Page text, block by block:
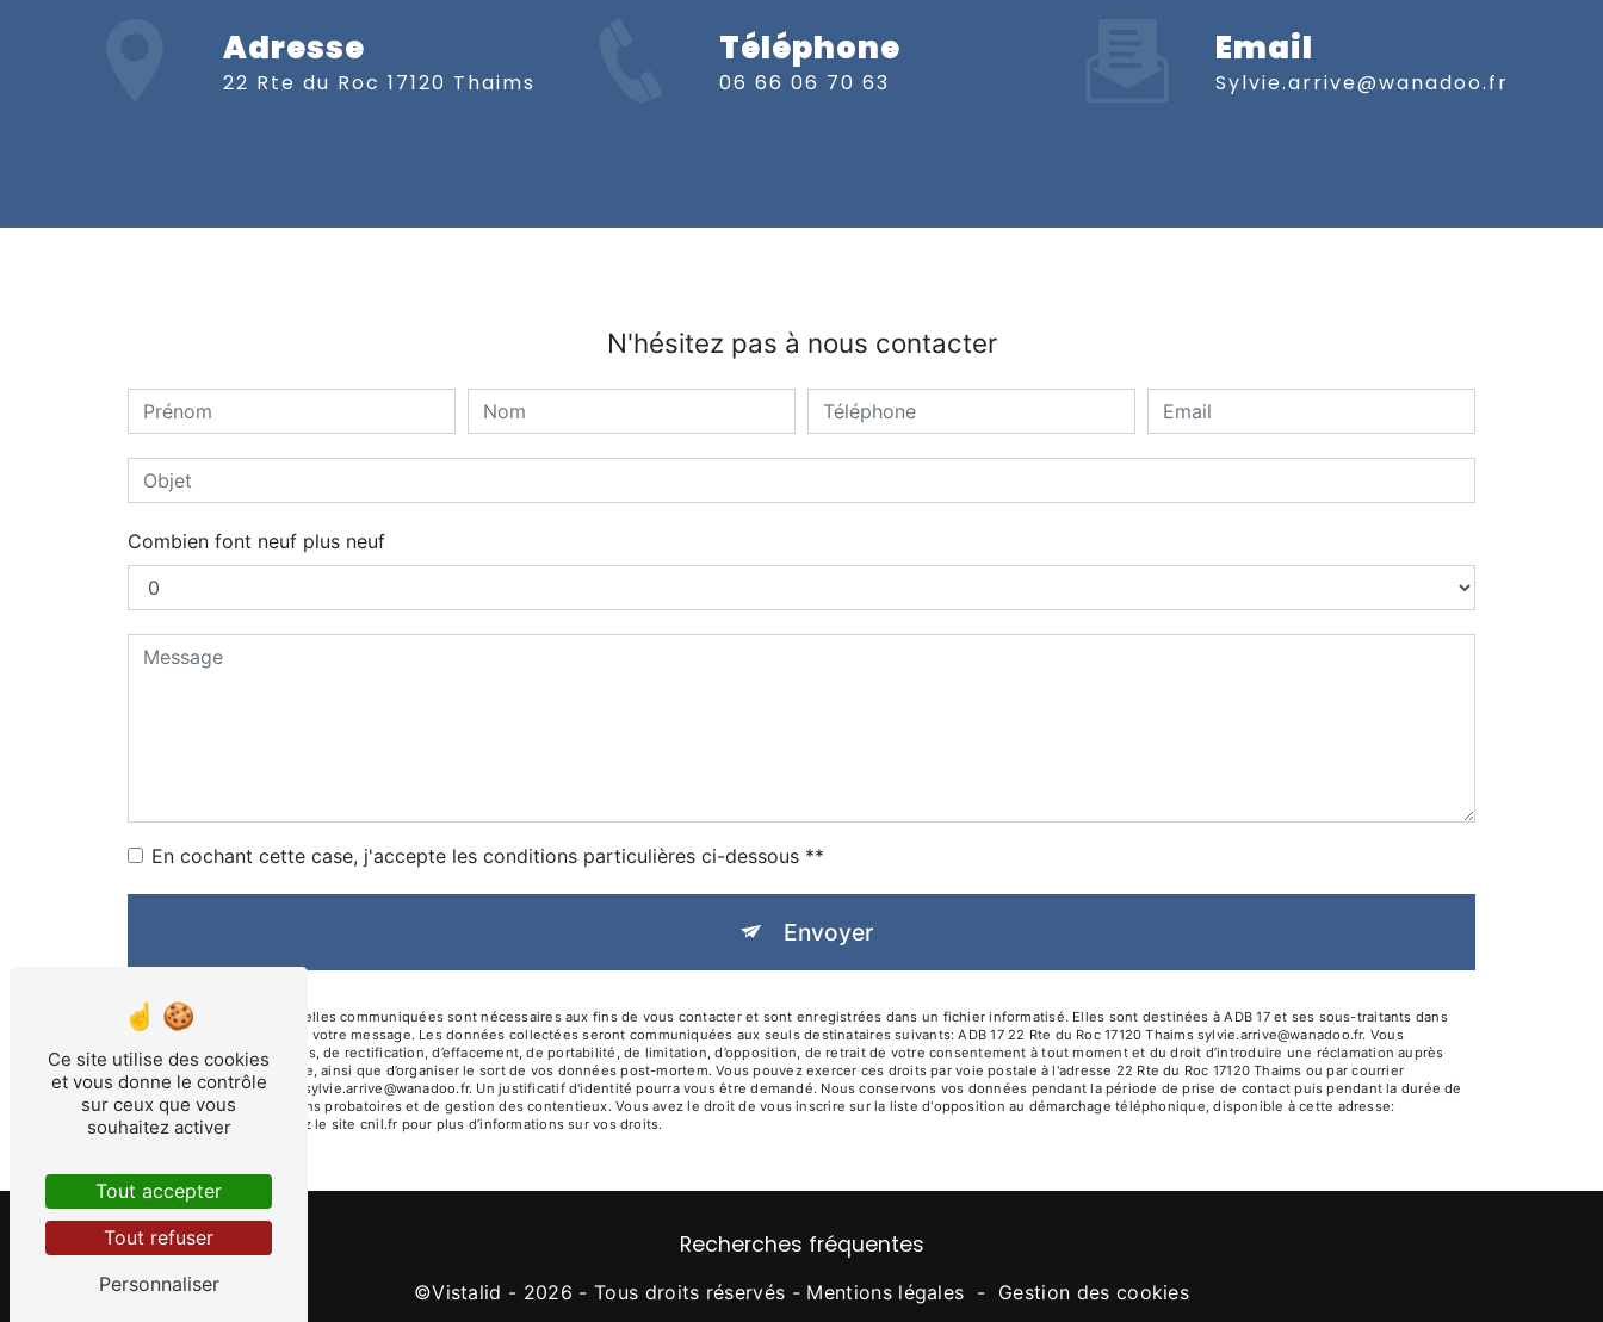
Adresse
22 Rte du Roc 17120 Thaims
Téléphone
06 66 06 70 63
Email
sylvie.arrive@wanadoo.fr
N'hésitez pas à nous contacter
Combien font neuf plus neuf
En cochant cette case, j'accepte les conditions particulières ci-dessous **
Envoyer
** Les données personnelles communiquées sont nécessaires aux fins de vous contacter et sont enregistrées dans un fichier informatisé. Elles sont destinées à ADB 17 et ses sous-traitants dans
le seul but de répondre à votre message. Les données collectées seront communiquées aux seuls destinataires suivants: ADB 17 22 Rte du Roc 17120 Thaims sylvie.arrive@wanadoo.fr. Vous
disposez de droits d’accès, de rectification, d’effacement, de portabilité, de limitation, d’opposition, de retrait de votre consentement à tout moment et du droit d’introduire une réclamation auprès
d’une autorité de contrôle, ainsi que d’organiser le sort de vos données post-mortem. Vous pouvez exercer ces droits par voie postale à l'adresse 22 Rte du Roc 17120 Thaims ou par courrier
électronique à l'adresse sylvie.arrive@wanadoo.fr. Un justificatif d'identité pourra vous être demandé. Nous conservons vos données pendant la période de prise de contact puis pendant la durée de
prescription légale aux fins probatoires et de gestion des contentieux. Vous avez le droit de vous inscrire sur la liste d'opposition au démarchage téléphonique, disponible à cette adresse:
Bloctel.gouv.fr
. Consultez le site cnil.fr pour plus d’informations sur vos droits.
Recherches fréquentes
©Vistalid - 2026 - Tous droits réservés - Mentions légales - Gestion des cookies
Ce site utilise des cookies
et vous donne le contrôle
sur ceux que vous
souhaitez activer
Tout accepter
Tout refuser
Personnaliser